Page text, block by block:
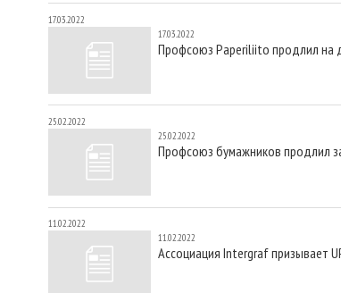
17.03.2022
17.03.2022
Профсоюз Paperiliito продлил на
25.02.2022
25.02.2022
Профсоюз бумажников продлил
11.02.2022
11.02.2022
Ассоциация Intergraf призывает